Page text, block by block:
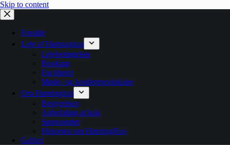
Skip to content
Forside
Leje af Hørninghus
Lejebetingelser
Booking
Faciliteter
Møde- og konferencelokaler
Om Hørninghus
Bestyrelsen
Anbefaling af kok
Sponsorater
Historien om HørningHus
Galleri